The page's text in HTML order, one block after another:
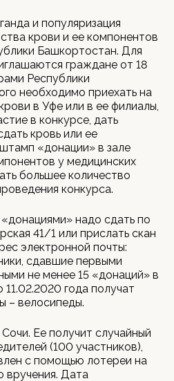
и популяризация
крови и ее компонентов
Башкортостан. Для
граждане от 18
Республики
необходимо приехать на
в Уфе или в ее филиалы,
в конкурсе, дать
кровь или ее
«донации» в зале
у медицинских
большее количество
конкурса.
надо сдать по
41/1 или прислать скан
электронной почты:
сдавшие первыми
не менее 15 «донаций» в
года получат
– велосипеды.
Ее получит случайный
(100 участников),
с помощью лотереи на
вручения. Дата